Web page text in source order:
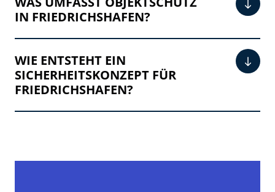
IN FRIEDRICHSHAFEN?
WIE ENTSTEHT EIN
SICHERHEITSKONZEPT FÜR
FRIEDRICHSHAFEN?